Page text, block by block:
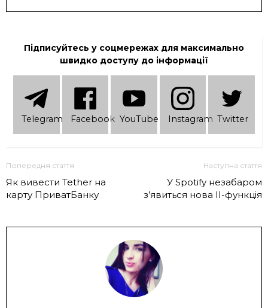
Підписуйтесь у соцмережах для максимально
швидко доступу до інформації
Telеgram Facebook YouTube Instagram Twitter
Попередня стаття
Як вивести Tether на
карту ПриватБанку
Наступна стаття
У Spotify незабаром
з’явиться нова ІІ-функція